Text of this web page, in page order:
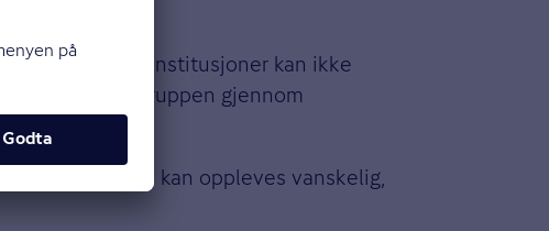
behandlingsinstitusjoner kan ikke
ut til denne gruppen gjennom
på et lite sted kan oppleves vanskelig,